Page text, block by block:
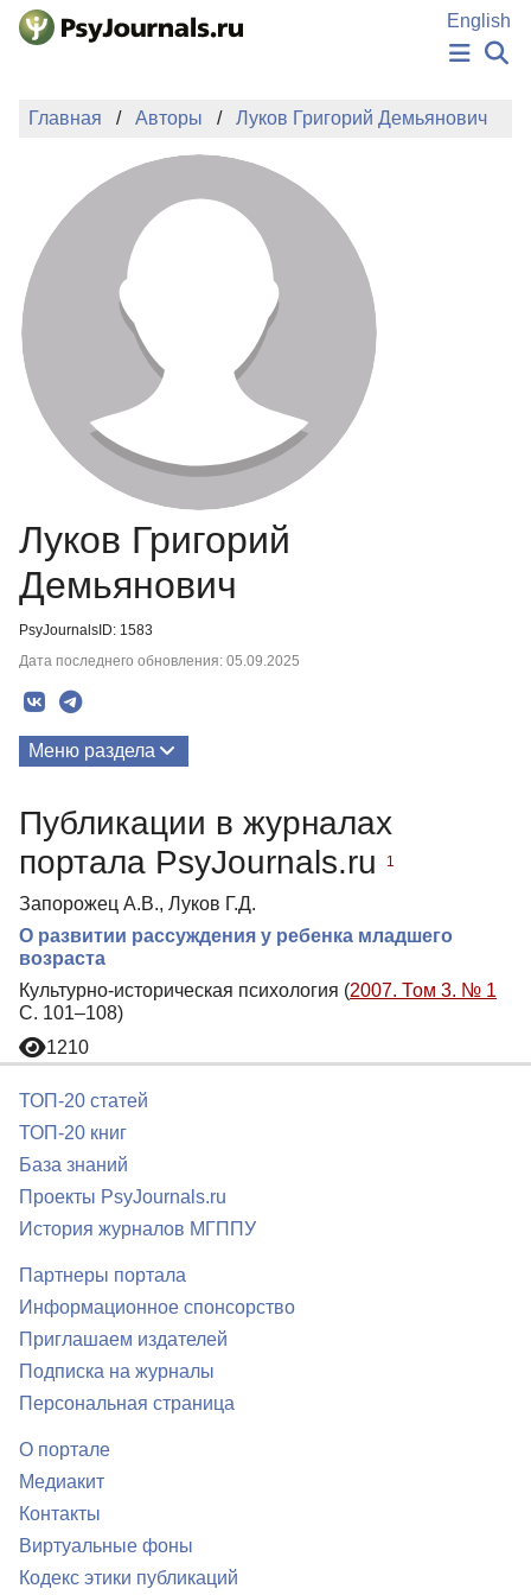
Перейти к основному содержанию
English
НОВОСТИ
АВТОРЫ
ПОДАТЬ РУКОПИСЬ
БАЗА ЗНАНИЙ
КЛЮЧЕВЫЕ СЛОВА
Регистрация
Главная Авторы Луков Григорий Демьянович
Луков Григорий
Демьянович
PsyJournalsID: 1583
Дата последнего обновления: 05.09.2025
Меню раздела
Публикации в журналах
портала PsyJournals.ru
1
Запорожец А.В., Луков Г.Д.
О развитии рассуждения у ребенка младшего
возраста
Культурно-историческая психология (2007. Том 3. № 1
С. 101–108)
1210
ТОП-20 статей
ТОП-20 книг
База знаний
Проекты PsyJournals.ru
История журналов МГППУ
Партнеры портала
Информационное спонсорство
Приглашаем издателей
Подписка на журналы
Персональная страница
О портале
Медиакит
Контакты
Виртуальные фоны
Кодекс этики публикаций